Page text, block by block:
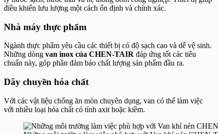
điều khiển lưu lượng một cách ổn định và chính xác.
Nhà máy thực phẩm
Ngành thực phẩm yêu cầu các thiết bị có độ sạch cao và dễ vệ sinh.
Những dòng van inox của CHEN-TAIR đáp ứng tốt các tiêu
chuẩn này, góp phần đảm bảo chất lượng sản phẩm đầu ra.
Dây chuyền hóa chất
Với các vật liệu chống ăn mòn chuyên dụng, van có thể làm việc
với nhiều loại hóa chất có tính axit hoặc kiềm.